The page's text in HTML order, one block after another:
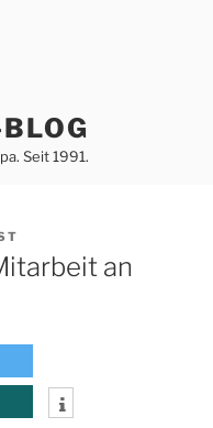
Seit 1991.
an